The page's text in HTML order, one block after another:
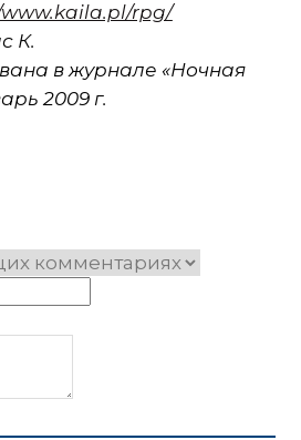
rpg/
К.
в журнале «Ночная
2009 г.